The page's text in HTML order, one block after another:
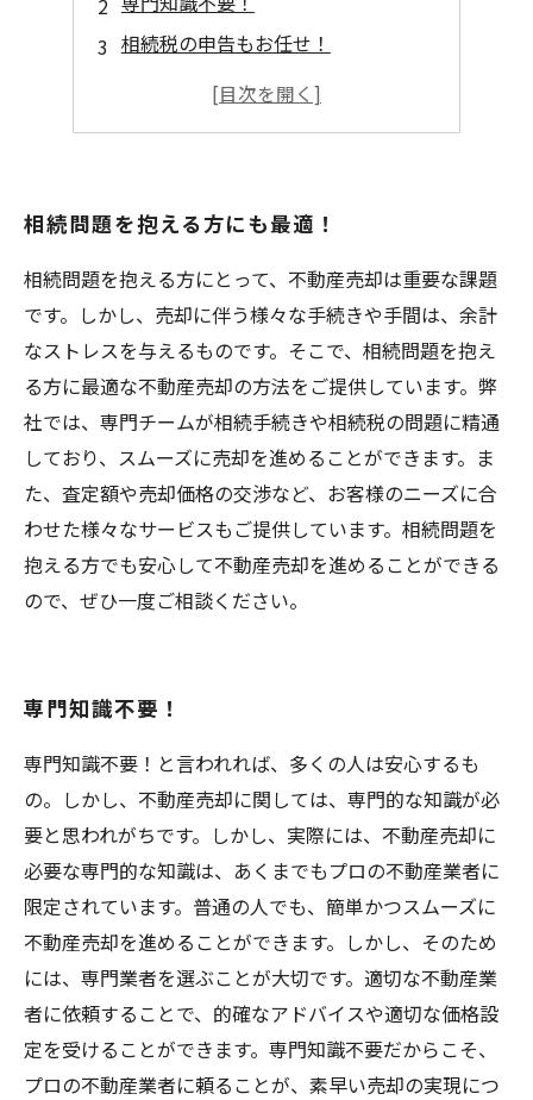
相続税の申告もお任せ！
遠方でも安心！
相続問題を抱える方にも最適！
相続問題を抱える方にとって、不動産売却は重要な課題
です。しかし、売却に伴う様々な手続きや手間は、余計
なストレスを与えるものです。そこで、相続問題を抱え
る方に最適な不動産売却の方法をご提供しています。弊
社では、専門チームが相続手続きや相続税の問題に精通
しており、スムーズに売却を進めることができます。ま
た、査定額や売却価格の交渉など、お客様のニーズに合
わせた様々なサービスもご提供しています。相続問題を
抱える方でも安心して不動産売却を進めることができる
ので、ぜひ一度ご相談ください。
専門知識不要！
専門知識不要！と言われれば、多くの人は安心するも
の。しかし、不動産売却に関しては、専門的な知識が必
要と思われがちです。しかし、実際には、不動産売却に
必要な専門的な知識は、あくまでもプロの不動産業者に
限定されています。普通の人でも、簡単かつスムーズに
不動産売却を進めることができます。しかし、そのため
には、専門業者を選ぶことが大切です。適切な不動産業
者に依頼することで、的確なアドバイスや適切な価格設
定を受けることができます。専門知識不要だからこそ、
プロの不動産業者に頼ることが、素早い売却の実現につ